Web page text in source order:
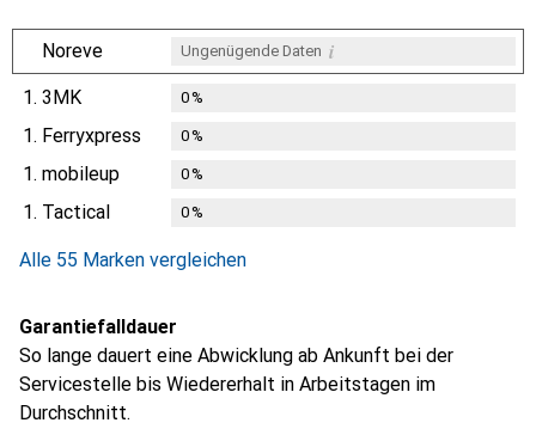
Noreve Ungenügende Daten i
1. 3MK 0%
1. Ferryxpress 0%
1. mobileup 0%
1. Tactical 0%
Alle 55 Marken vergleichen
Garantiefalldauer
So lange dauert eine Abwicklung ab Ankunft bei der
Servicestelle bis Wiedererhalt in Arbeitstagen im
Durchschnitt.